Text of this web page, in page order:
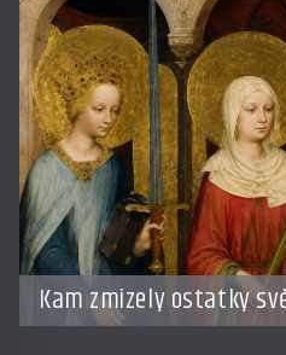
Kam zmizely ostatky
putují Evropou a